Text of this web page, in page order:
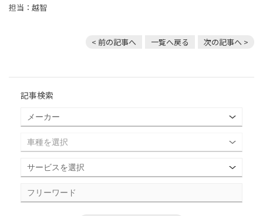
担当：越智
< 前の記事へ 一覧へ戻る 次の記事へ >
記事検索